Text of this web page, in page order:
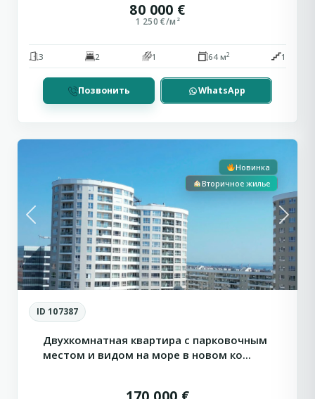
80 000 €
1 250 €/м²
3 2 1 64 м2 1
Позвонить WhatsApp
Бургас
Previous Next
Новинка
Вторичное жилье
ID 107387
Двухкомнатная квартира с парковочным
местом и видом на море в новом ко...